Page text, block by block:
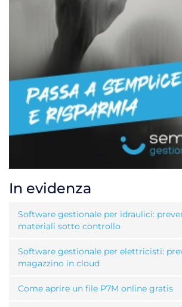
In evidenza
Software gestionale per idraulici:
materiali sotto controllo
Software gestionale per elettricisti:
magazzino in cloud
Come aprire un file P7M online gratis